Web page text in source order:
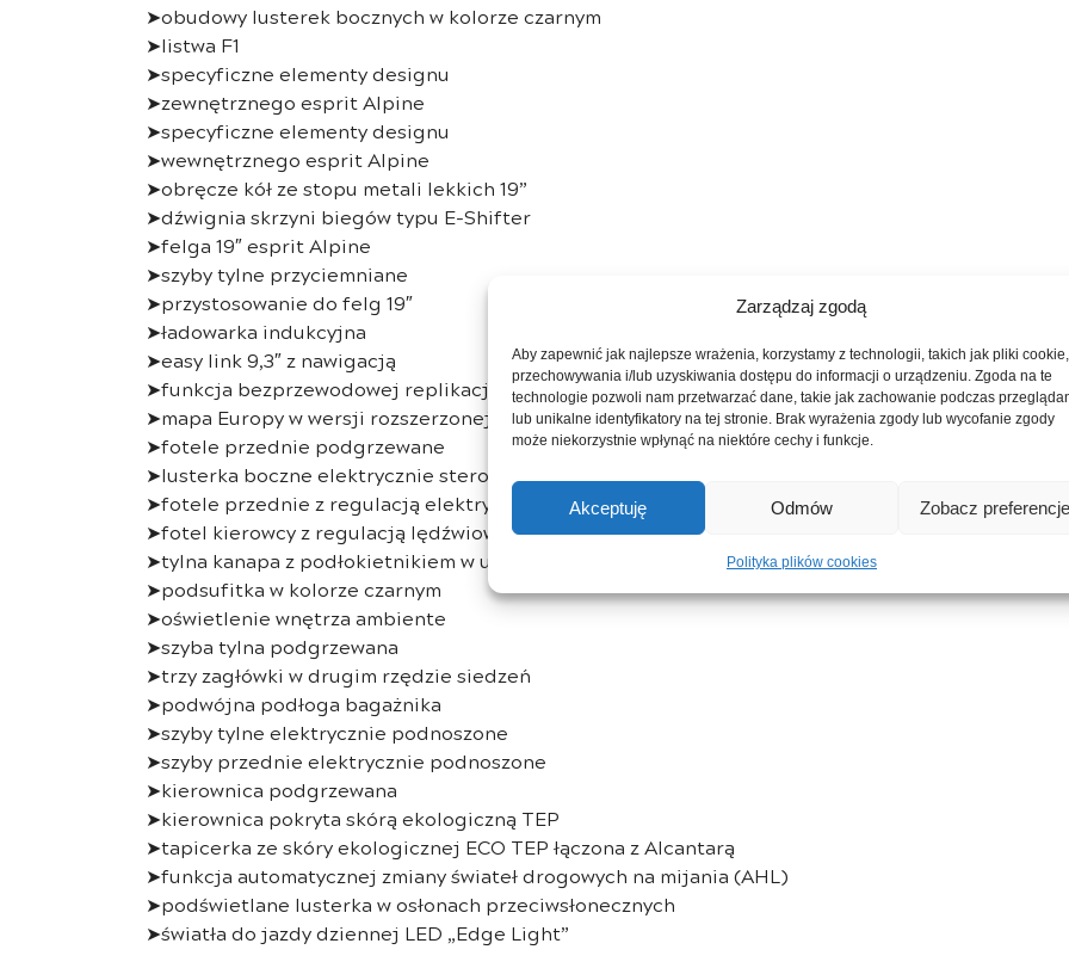
Zarządzaj zgodą
Aby zapewnić jak najlepsze wrażenia, korzystamy z technologii, takich jak pliki
przechowywania i/lub uzyskiwania dostępu do informacji o urządzeniu. Zgoda na te
technologie pozwoli nam przetwarzać dane, takie jak zachowanie podczas
lub unikalne identyfikatory na tej stronie. Brak wyrażenia zgody lub wycofanie zgody
może niekorzystnie wpłynąć na niektóre cechy i funkcje.
Akceptuję Odmów Zobacz preferencje
Polityka plików cookies
➤obudowy lusterek bocznych w kolorze czarnym
➤listwa F1
➤specyficzne elementy designu
➤zewnętrznego esprit Alpine
➤specyficzne elementy designu
➤wewnętrznego esprit Alpine
➤obręcze kół ze stopu metali lekkich 19”
➤dźwignia skrzyni biegów typu E-Shifter
➤felga 19″ esprit Alpine
➤szyby tylne przyciemniane
➤przystosowanie do felg 19″
➤ładowarka indukcyjna
➤easy link 9,3″ z nawigacją
➤funkcja bezprzewodowej replikacji smartfona Android Auto i Apple Carplay
➤mapa Europy w wersji rozszerzonej
➤fotele przednie podgrzewane
➤lusterka boczne elektrycznie sterowane, składane oraz podgrzewane
➤fotele przednie z regulacją elektryczną,
➤fotel kierowcy z regulacją lędźwiową
➤tylna kanapa z podłokietnikiem w układzie 1/3-2/3
➤podsufitka w kolorze czarnym
➤oświetlenie wnętrza ambiente
➤szyba tylna podgrzewana
➤trzy zagłówki w drugim rzędzie siedzeń
➤podwójna podłoga bagażnika
➤szyby tylne elektrycznie podnoszone
➤szyby przednie elektrycznie podnoszone
➤kierownica podgrzewana
➤kierownica pokryta skórą ekologiczną TEP
➤tapicerka ze skóry ekologicznej ECO TEP łączona z Alcantarą
➤funkcja automatycznej zmiany świateł drogowych na mijania (AHL)
➤podświetlane lusterka w osłonach przeciwsłonecznych
➤światła do jazdy dziennej LED „Edge Light”